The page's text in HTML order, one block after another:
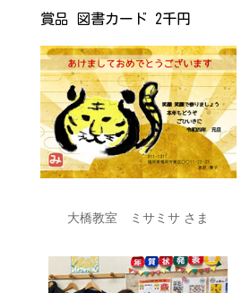
賞品 図書カード 2千円
大橋教室 ミサミサ さま